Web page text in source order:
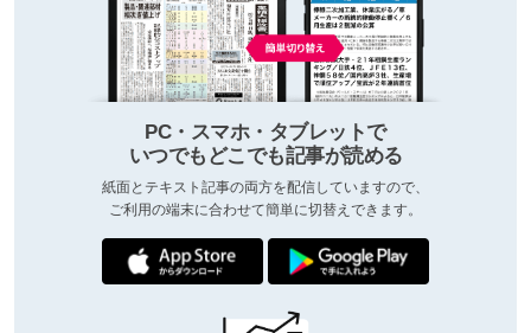
PC・スマホ・タブレットで
いつでもどこでも記事が読める
紙面とテキスト記事の両方を配信していますので、
ご利用の端末に合わせて簡単に切替えできます。